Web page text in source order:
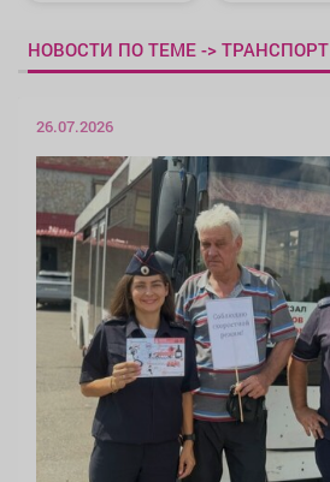
НОВОСТИ ПО ТЕМЕ ->
26.07.2026